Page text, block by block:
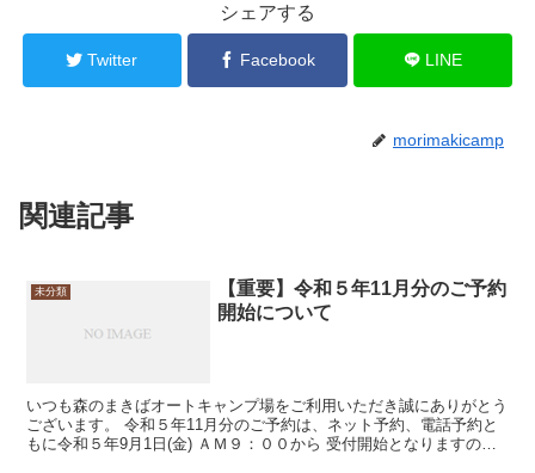
シェアする
Twitter Facebook LINE
morimakicamp
関連記事
未分類
【重要】令和５年11月分のご予約
開始について
いつも森のまきばオートキャンプ場をご利用いただき誠にありがとう
ございます。 令和５年11月分のご予約は、ネット予約、電話予約と
もに令和５年9月1日(金) ＡＭ９：００から 受付開始となりますので